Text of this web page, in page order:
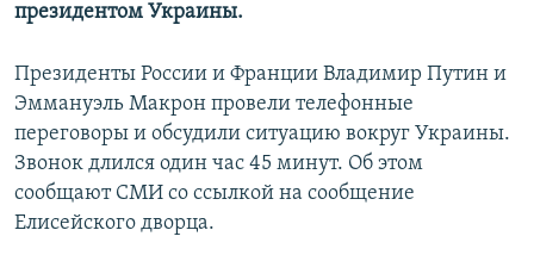
президентом Украины.
Президенты России и Франции Владимир Путин и
Эммануэль Макрон провели телефонные
переговоры и обсудили ситуацию вокруг Украины.
Звонок длился один час 45 минут. Об этом
сообщают СМИ со ссылкой на сообщение
Елисейского дворца.